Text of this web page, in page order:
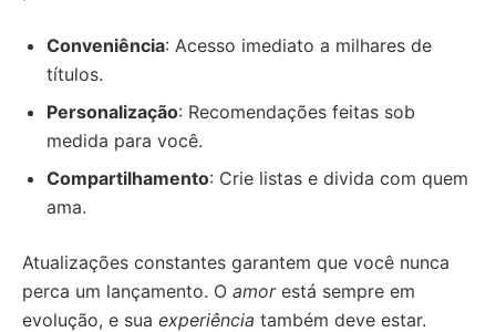
Conveniência: Acesso imediato a milhares de
títulos.
Personalização: Recomendações feitas sob
medida para você.
Compartilhamento: Crie listas e divida com quem
ama.
Atualizações constantes garantem que você nunca
perca um lançamento. O amorestá sempre em
evolução, e sua experiência também deve estar.